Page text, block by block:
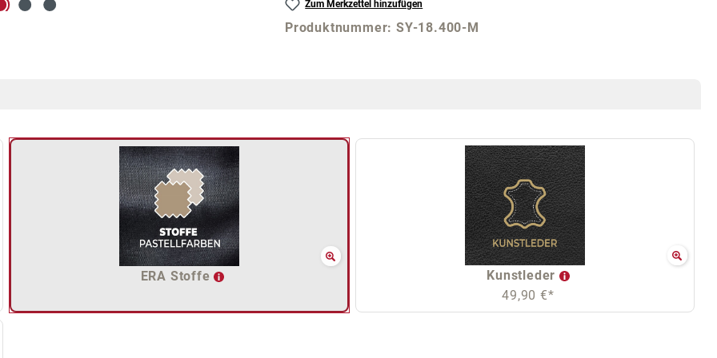
Zum Merkzettel hinzufügen
Produktnummer:SY-18.400-M
ERA Stoffe
Kunstleder
49,90 €*